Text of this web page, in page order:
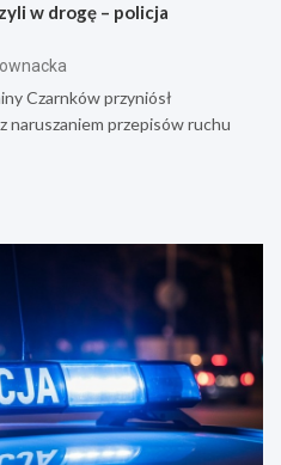
w drogę – policja
Czarnków przyniósł
naruszaniem przepisów ruchu